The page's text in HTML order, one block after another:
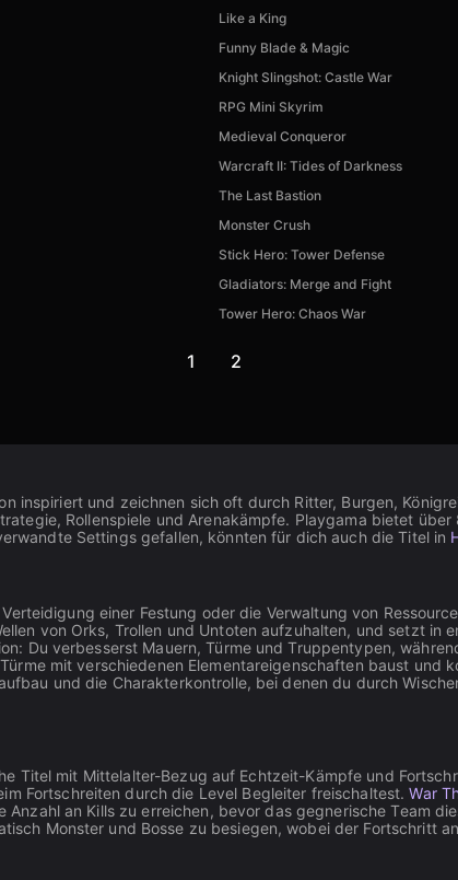
Like a King
Funny Blade & Magic
Knight Slingshot: Castle War
RPG Mini Skyrim
Medieval Conqueror
Warcraft II: Tides of Darkness
The Last Bastion
Monster Crush
Stick Hero: Tower Defense
Gladiators: Merge and Fight
Tower Hero: Chaos War
1 2
inspiriert und zeichnen sich oft durch Ritter, Burgen,
Rollenspiele und Arenakämpfe. Playgama bietet
Settings gefallen, könnten für dich auch die Titel in
einer Festung oder die Verwaltung von
von Orks, Trollen und Untoten aufzuhalten, und setzt in
Du verbesserst Mauern, Türme und Truppentypen,
mit verschiedenen Elementareigenschaften baust und
und die Charakterkontrolle, bei denen du durch
Titel mit Mittelalter-Bezug auf Echtzeit-Kämpfe und
Fortschreiten durch die Level Begleiter freischaltest.War
an Kills zu erreichen, bevor das gegnerische Team
Monster und Bosse zu besiegen, wobei der Fortschritt